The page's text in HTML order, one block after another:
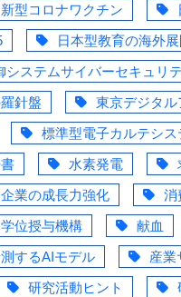
新型コロナワクチン
日本型教育の海外
システムサイバーセキュリ
針盤
東京デジタ
標準型電子カルテシス
水素発電
業の成長力強化
消
位授与機構
献血
するAIモデル
産業
研究活動ヒント